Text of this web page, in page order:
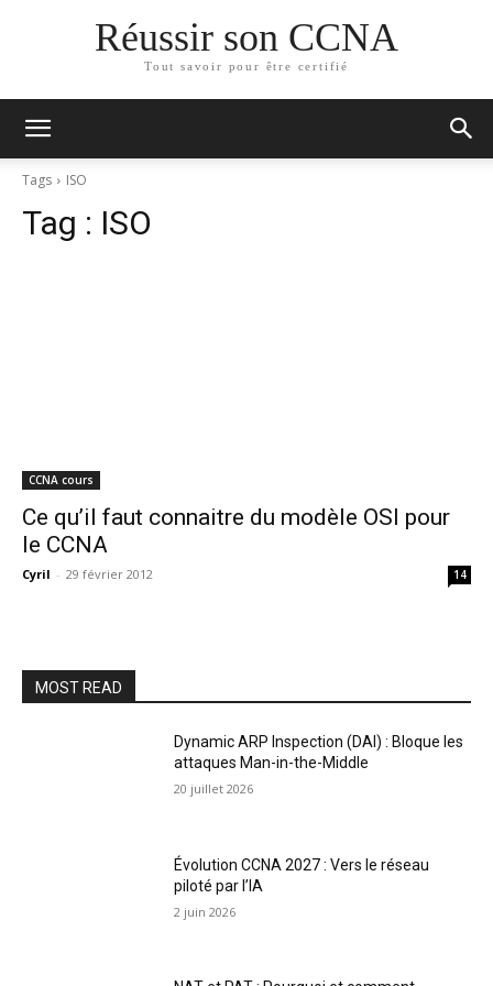
Réussir son CCNA
Tout savoir pour être certifié
Tags ISO
Tag : ISO
CCNA cours
Ce qu’il faut connaitre du modèle OSI pour
le CCNA
Cyril - 29 février 2012 14
MOST READ
Dynamic ARP Inspection (DAI) : Bloque les
attaques Man-in-the-Middle
20 juillet 2026
Évolution CCNA 2027 : Vers le réseau
piloté par l’IA
2 juin 2026